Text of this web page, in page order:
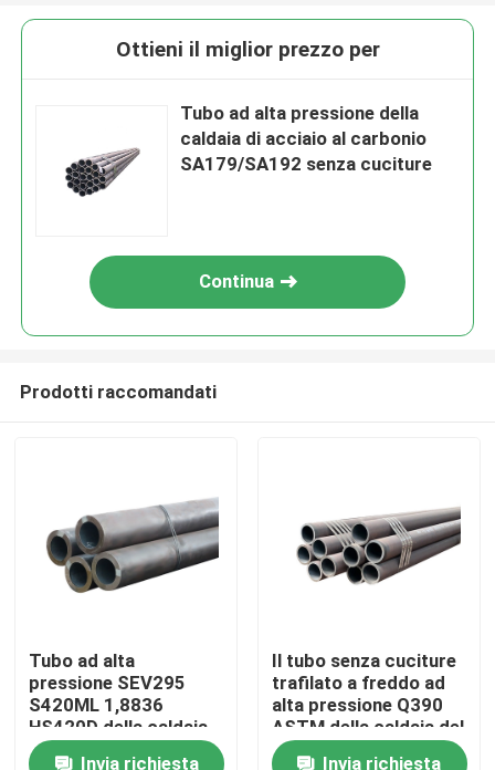
Chi siamo
Contatti
Ottieni il miglior prezzo per
Tubo ad alta pressione della
caldaia di acciaio al carbonio
SA179/SA192 senza cuciture
Continua
Prodotti raccomandati
Tubo ad alta
pressione SEV295
S420ML 1,8836
HS420D della caldaia
di acciaio al carbonio
Invia richiesta
Il tubo senza cuciture
trafilato a freddo ad
alta pressione Q390
ASTM della caldaia del
acciaio al carbonio
Invia richiesta